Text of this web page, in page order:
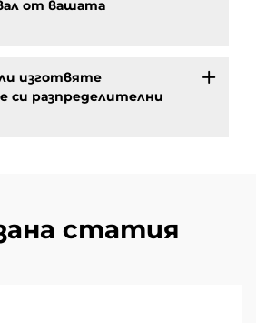
от вашата
изготвяте
си разпределителни
статия